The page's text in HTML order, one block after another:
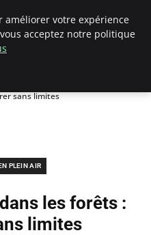
sans limites
PLEIN AIR
les forêts :
limites
améliorer votre expérience
acceptez notre politique